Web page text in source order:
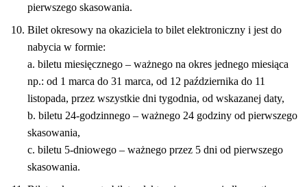
pierwszego skasowania.
Bilet okresowy na okaziciela to bilet elektroniczny i jest do
nabycia w formie:
a. biletu miesięcznego – ważnego na okres jednego miesiąca
np.: od 1 marca do 31 marca, od 12 października do 11
listopada, przez wszystkie dni tygodnia, od wskazanej daty,
b. biletu 24-godzinnego – ważnego 24 godziny od pierwszego
skasowania,
c. biletu 5-dniowego – ważnego przez 5 dni od pierwszego
skasowania.